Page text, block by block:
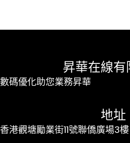
昇華在線有
數碼優化助您業務昇華
地址
香港觀塘勵業街11號聯僑廣場3樓